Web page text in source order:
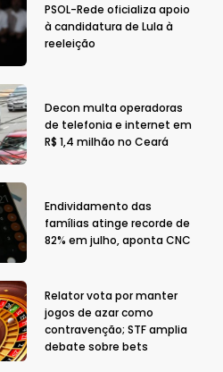
PSOL-Rede oficializa apoio
à candidatura de Lula à
reeleição
Decon multa operadoras
de telefonia e internet em
R$ 1,4 milhão no Ceará
Endividamento das
famílias atinge recorde de
82% em julho, aponta CNC
Relator vota por manter
jogos de azar como
contravenção; STF amplia
debate sobre bets